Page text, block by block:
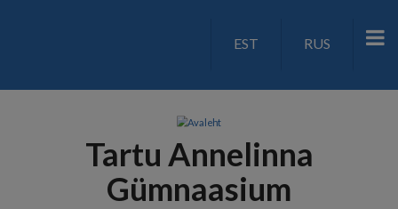
LANGUAGE
EST RUS
Tartu Annelinna
Gümnaasium